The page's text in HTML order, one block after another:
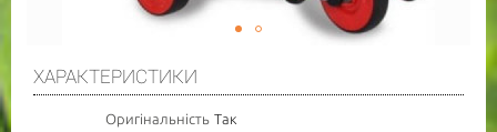
ХАРАКТЕРИСТИКИ
Оригінальність Так